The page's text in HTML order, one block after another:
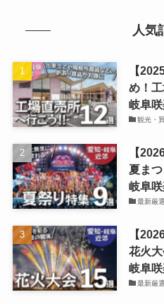
人気
【
め！
岐阜
観光・
【
夏ま
岐阜
最新厳
【
花火
岐阜
最新厳